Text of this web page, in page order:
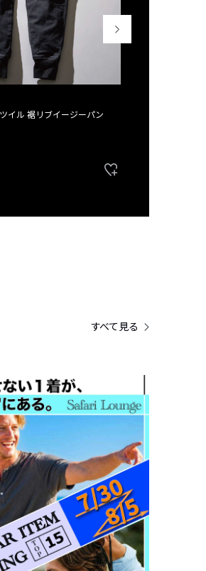
イル 裾リブイージーパン
すべて見る